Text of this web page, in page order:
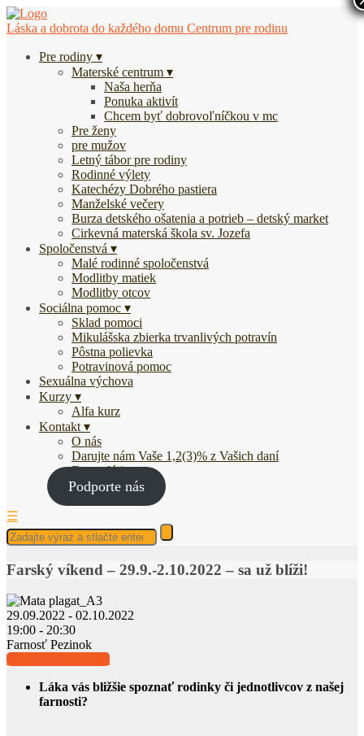
Láska a dobrota do každého domu Centrum pre rodinu
Pre rodiny
Materské centrum
Naša herňa
Ponuka aktivít
Chcem byť dobrovoľníčkou v mc
Pre ženy
pre mužov
Letný tábor pre rodiny
Rodinné výlety
Katechézy Dobrého pastiera
Manželské večery
Burza detského ošatenia a potrieb – detský market
Cirkevná materská škola sv. Jozefa
Spoločenstvá
Malé rodinné spoločenstvá
Modlitby matiek
Modlitby otcov
Sociálna pomoc
Sklad pomoci
Mikulášska zbierka trvanlivých potravín
Pôstna polievka
Potravinová pomoc
Sexuálna výchova
Kurzy
Alfa kurz
Kontakt
O nás
Darujte nám Vaše 1,2(3)% z Vašich daní
Fotogaléria
Podporte nás
☰
Farský víkend – 29.9.-2.10.2022 – sa už blíži!
29.09.2022 - 02.10.2022
19:00 - 20:30
Farnosť Pezinok
Vložiť do kalendára
Láka vás bližšie spoznať rodinky či jednotlivcov z našej
farnosti?